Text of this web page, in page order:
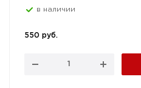
в наличии
550 руб.